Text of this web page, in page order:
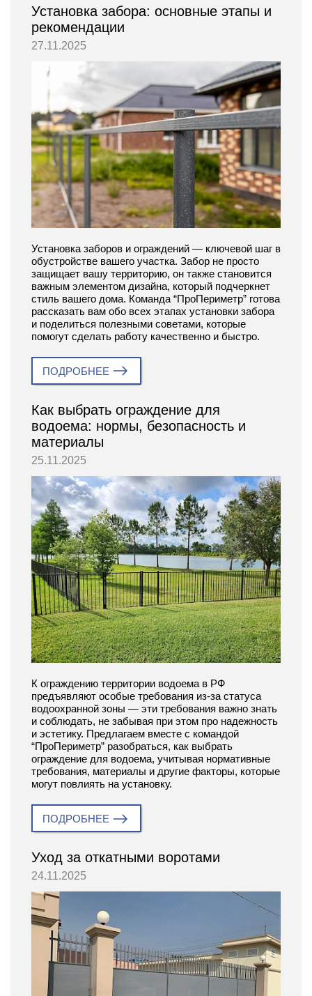
Установка забора: основные этапы и
рекомендации
27.11.2025
Установка заборов и ограждений — ключевой шаг в
обустройстве вашего участка. Забор не просто
защищает вашу территорию, он также становится
важным элементом дизайна, который подчеркнет
стиль вашего дома. Команда “ПроПериметр” готова
рассказать вам обо всех этапах установки забора
и поделиться полезными советами, которые
помогут сделать работу качественно и быстро.
ПОДРОБНЕЕ
Как выбрать ограждение для
водоема: нормы, безопасность и
материалы
25.11.2025
К ограждению территории водоема в РФ
предъявляют особые требования из-за статуса
водоохранной зоны — эти требования важно знать
и соблюдать, не забывая при этом про надежность
и эстетику. Предлагаем вместе с командой
“ПроПериметр” разобраться, как выбрать
ограждение для водоема, учитывая нормативные
требования, материалы и другие факторы, которые
могут повлиять на установку.
ПОДРОБНЕЕ
Уход за откатными воротами
24.11.2025